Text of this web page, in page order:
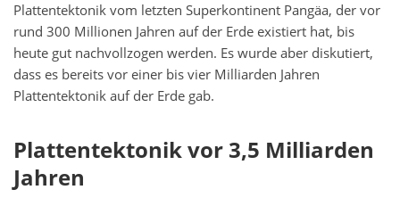
Plattentektonik vom letzten Superkontinent Pangäa, der vor
rund 300 Millionen Jahren auf der Erde existiert hat, bis
heute gut nachvollzogen werden. Es wurde aber diskutiert,
dass es bereits vor einer bis vier Milliarden Jahren
Plattentektonik auf der Erde gab.
Plattentektonik vor 3,5 Milliarden
Jahren